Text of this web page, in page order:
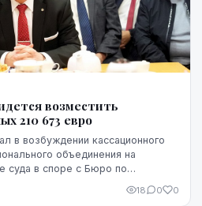
возместить
210 673 евро
в возбуждении кассационного
объединения на
суда в споре с Бюро по
18 0 0